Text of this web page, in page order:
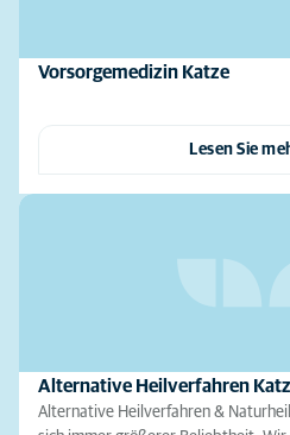
Vorsorgemedizin Katze
Lesen Sie
Alternative Heilverfahren
Alternative Heilverfahren &